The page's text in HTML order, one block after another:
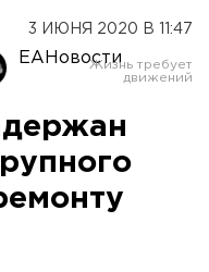
3 ИЮНЯ 2020 В 11:47
ЕАНовости